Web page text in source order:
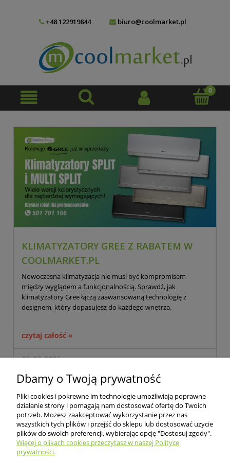
+48 122919844 biuro@coolmarket.pl
KLIMATYZATORY GREE Z RABATEM W
COOLMARKET.PL
Nowoczesna klimatyzacja nie musi być kompromisem
między wyglądem a funkcjonalnością. Sprawdź, jak
klimatyzatory Gree łączą zaawansowaną technologię z
designem, który dopasujesz do każdego wnętrza.
czytaj całość »
02-02-2026
O nas
Dbamy o Twoją prywatność
Pliki cookies i pokrewne im technologie umożliwiają poprawne
działanie strony i pomagają nam dostosować ofertę do Twoich
potrzeb. Możesz zaakceptować wykorzystanie przez nas
wszystkich tych plików i przejść do sklepu lub dostosować użycie
plików do swoich preferencji, wybierając opcję "Dostosuj zgody".
Więcej o plikach cookies przeczytasz w naszej Polityce
prywatności.